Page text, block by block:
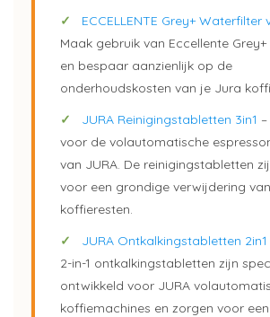
✓ ECCELLENTE Grey+ Waterfilter
Maak gebruik van Eccellente
en bespaar aanzienlijk op de
onderhoudskosten van je Jura
✓
JURA Reinigingstabletten 3in1
voor de volautomatische
van JURA. De reinigingstabletten
voor een grondige verwijdering
koffieresten.
✓
JURA Ontkalkingstabletten 2in1
2-in-1 ontkalkingstabletten zijn
ontwikkeld voor JURA
koffiemachines en zorgen voor een